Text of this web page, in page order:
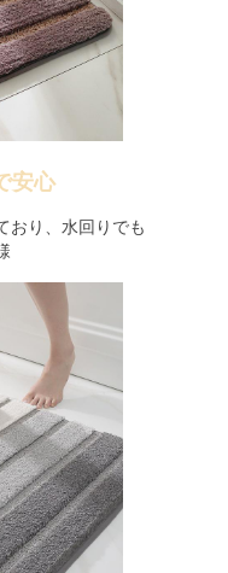
安心
おり、水回りでも